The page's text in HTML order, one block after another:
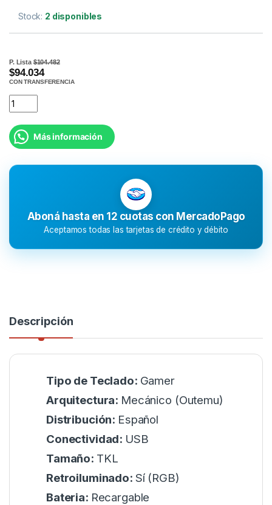
Stock: 2 disponibles
P. Lista$104.482
$94.034
CON TRANSFERENCIA
Más información
Aboná hasta en 12 cuotas con MercadoPago
Aceptamos todas las tarjetas de crédito y débito
Descripción
Tipo de Teclado: Gamer
Arquitectura: Mecánico (Outemu)
Distribución: Español
Conectividad: USB
Tamaño: TKL
Retroiluminado: Sí (RGB)
Bateria: Recargable